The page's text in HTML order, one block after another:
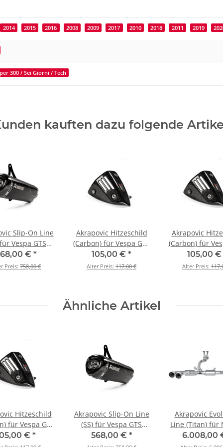
2014 2015 2016 2008 2009 2017 2010 2018 2011 2019
300 / Sei Giorni / Tech
kauften dazu folgende
Slip-On Line
Vespa GTS
/ Sei Giorni /
BJ. 2008 > 2020
€ *
Preis: 758,00 €
Akrapovic Hitzeschild
(Carbon) für Vespa GTS
Super 300 / Sei Giorni /
Tech - BJ. 2008 > 2020
105,00 € *
Alter Preis: 117,00 €
Akrapovic
(Carbon) für
250 - BJ. 2006 >
105,00 €
Alter Preis:
Ähnliche Artikel
Hitzeschild
für Vespa GTS
/ Sei Giorni /
BJ. 2008 > 2020
€ *
Akrapovic Slip-On Line
(SS) für Vespa GTS
Super 300 / Sei Giorni /
Tech - BJ. 2008 > 2020
568,00 € *
Akrapovic
Line (Titan) für
GT-R BJ 2008 >
(ME-NI/T/
6.008,00